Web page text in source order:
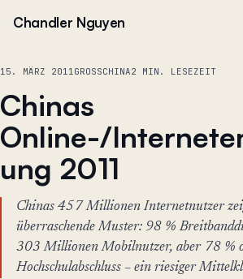
Chandler Nguyen
15. MÄRZ 2011GROSSCHINA 2 MIN. LESEZEIT
Chinas
Online-/
ung 2011
Chinas 457 Millionen Internetnutzer
überraschende Muster: 98 %
303 Millionen Mobilnutzer, aber 78 %
Hochschulabschluss – ein riesiger